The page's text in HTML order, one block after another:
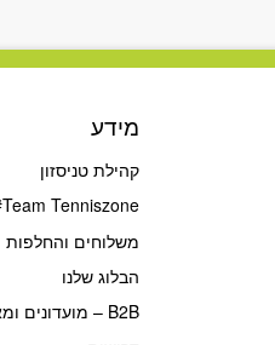
מידע
קהילת טניסזון
Team Tenniszone#
משלוחים והחלפות
הבלוג שלנו
B2B – מועדונים ומאמנים